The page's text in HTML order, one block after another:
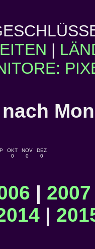
|
nach
OKT
0
NOV
0
DEZ
0
| 2007
|